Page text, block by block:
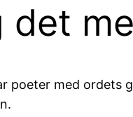
det
med ordets